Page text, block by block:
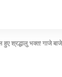
हुए श्रद्धालु भक्त! गाजे